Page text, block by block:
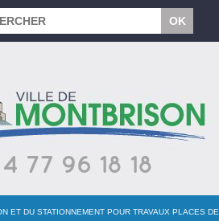
ET DU STATIONNEMENT POUR TRAVAUX PLACES DE